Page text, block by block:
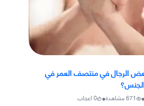
الرجال في منتصف العمر في
671مشاهدة•
0اعجاب